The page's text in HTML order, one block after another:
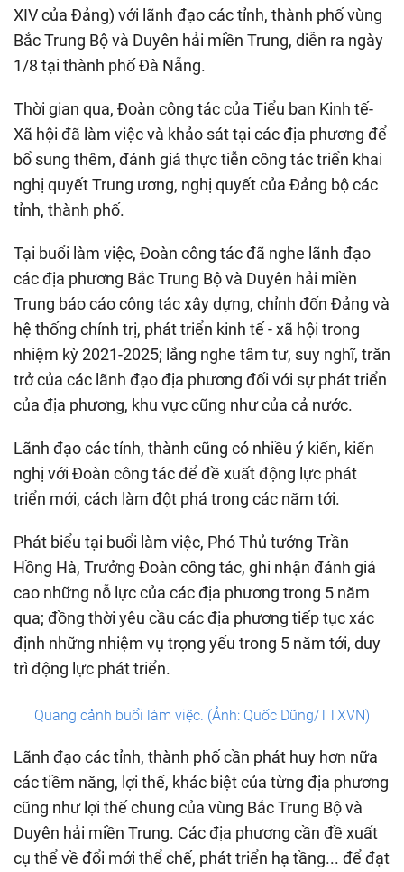
XIV của Đảng) với lãnh đạo các tỉnh, thành phố vùng
Bắc Trung Bộ và Duyên hải miền Trung, diễn ra ngày
1/8 tại thành phố Đà Nẵng.
Thời gian qua, Đoàn công tác của Tiểu ban Kinh tế-
Xã hội đã làm việc và khảo sát tại các địa phương để
bổ sung thêm, đánh giá thực tiễn công tác triển khai
nghị quyết Trung ương, nghị quyết của Đảng bộ các
tỉnh, thành phố.
Tại buổi làm việc, Đoàn công tác đã nghe lãnh đạo
các địa phương Bắc Trung Bộ và Duyên hải miền
Trung báo cáo công tác xây dựng, chỉnh đốn Đảng và
hệ thống chính trị, phát triển kinh tế - xã hội trong
nhiệm kỳ 2021-2025; lắng nghe tâm tư, suy nghĩ, trăn
trở của các lãnh đạo địa phương đối với sự phát triển
của địa phương, khu vực cũng như của cả nước.
Lãnh đạo các tỉnh, thành cũng có nhiều ý kiến, kiến
nghị với Đoàn công tác để đề xuất động lực phát
triển mới, cách làm đột phá trong các năm tới.
Phát biểu tại buổi làm việc, Phó Thủ tướng Trần
Hồng Hà, Trưởng Đoàn công tác, ghi nhận đánh giá
cao những nỗ lực của các địa phương trong 5 năm
qua; đồng thời yêu cầu các địa phương tiếp tục xác
định những nhiệm vụ trọng yếu trong 5 năm tới, duy
trì động lực phát triển.
Quang cảnh buổi làm việc. (Ảnh: Quốc Dũng/TTXVN)
Lãnh đạo các tỉnh, thành phố cần phát huy hơn nữa
các tiềm năng, lợi thế, khác biệt của từng địa phương
cũng như lợi thế chung của vùng Bắc Trung Bộ và
Duyên hải miền Trung. Các địa phương cần đề xuất
cụ thể về đổi mới thể chế, phát triển hạ tầng... để đạt